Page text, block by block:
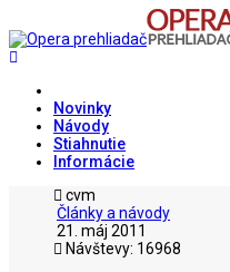
Novinky
Návody
Stiahnutie
Informácie
cvm
Články a návody
21. máj 2011
Návštevy: 16968